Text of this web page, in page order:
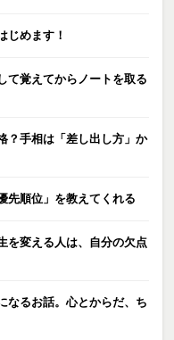
じめます！
て覚えてからノートを取る
？手相は「差し出し方」か
先順位」を教えてくれる
を変える人は、自分の欠点
なるお話。心とからだ、ち